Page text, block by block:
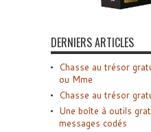
DERNIERS ARTICLES
Chasse au trésor
ou Mme
Chasse au trésor
Une boîte à outils
messages codés